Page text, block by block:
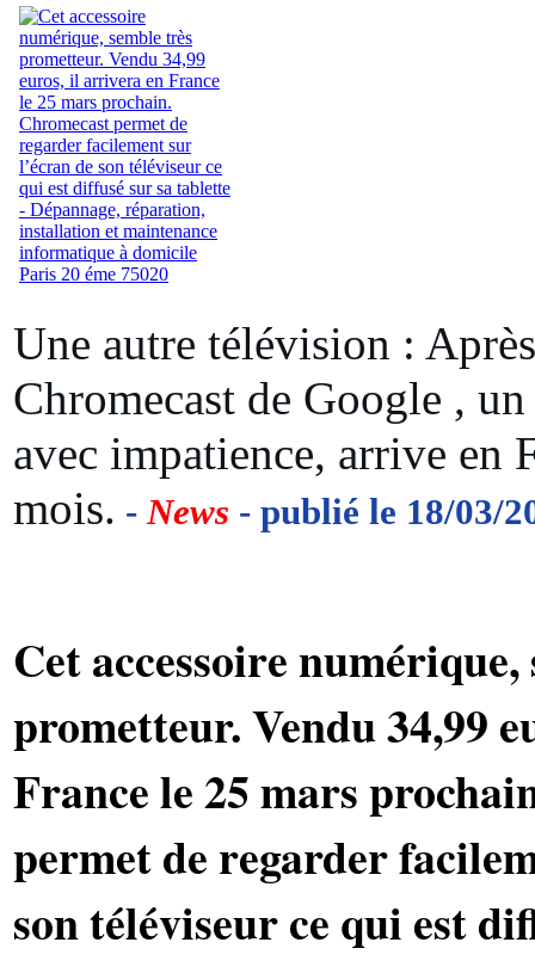
Une autre télévision :
Chromecast de Google ,
avec impatience, arrive en
mois. - News - publié le 18/03/
Cet accessoire
prometteur. Vendu 34,99
France le 25 mars
permet de regarder
son téléviseur ce qui est